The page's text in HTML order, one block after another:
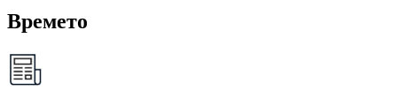
Времето